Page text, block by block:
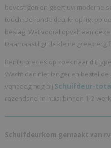
bevestigen en geeft uw moderne
touch. De ronde deurknop ligt op
beslag. Wat vooral opvalt aan
Daarnaast ligt de kleine greep erg
Bent u precies op zoek naar dit
Wacht dan niet langer en bestel
vandaag nog bij Schuifdeur-
razendsnel in huis: binnen 1-2
Schuifdeurkom gemaakt van